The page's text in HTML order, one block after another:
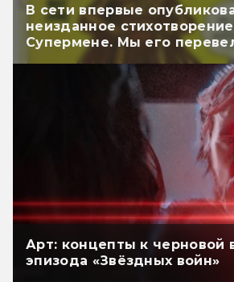
В сети впервые
неизданное
Супермене. Мы его
Арт: концепты к черновой
эпизода «Звёздных войн»